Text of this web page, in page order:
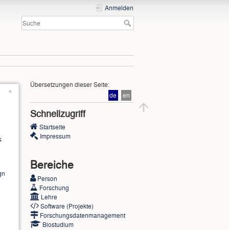
Anmelden
Übersetzungen dieser Seite:
de
en
Schnellzugriff
Startseite
Impressum
Bereiche
Person
Forschung
Lehre
Software (Projekte)
Forschungsdatenmanagement
Biostudium